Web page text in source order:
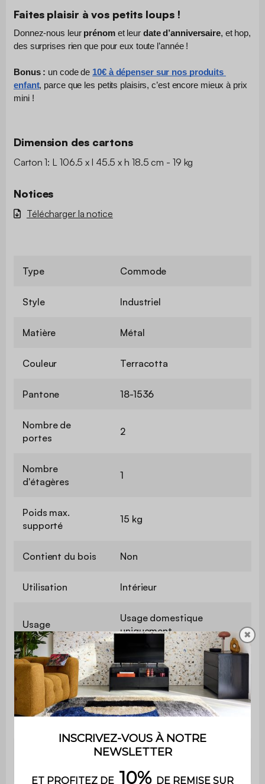
Faites plaisir à vos petits loups !
Donnez-nous leur prénom et leur date d’anniversaire, et hop,
des surprises rien que pour eux toute l’année !
Bonus : un code de 10€ à dépenser sur nos produits
enfant, parce que les petits plaisirs, c’est encore mieux à prix
mini !
Dimension des cartons
Carton 1: L 106.5 x l 45.5 x h 18.5 cm - 19 kg
Notices
Télécharger la notice
Type Commode
Style Industriel
Matière Métal
Couleur Terracotta
Pantone 18-1536
Nombre de
portes
2
Nombre
d'étagères
1
Poids max.
supporté
15 kg
Contient du bois Non
Utilisation Intérieur
Usage
Usage domestique
uniquement
Garantie 2 ans
Montage
Le montage est très simple,
✖